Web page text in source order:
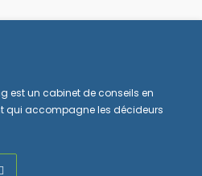
est un cabinet de conseils en
qui accompagne les décideurs